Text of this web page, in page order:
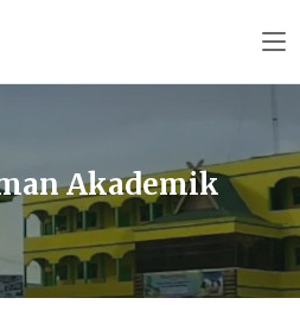
Akademik